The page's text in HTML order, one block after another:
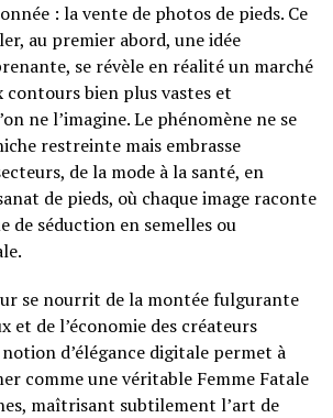
: la vente de photos de pieds. Ce
au premier abord, une idée
se révèle en réalité un marché
contours bien plus vastes et
ne l’imagine. Le phénomène ne se
restreinte mais embrasse
de la mode à la santé, en
de pieds, où chaque image raconte
de séduction en semelles ou
se nourrit de la montée fulgurante
et de l’économie des créateurs
d’élégance digitale permet à
comme une véritable Femme Fatale
maîtrisant subtilement l’art de